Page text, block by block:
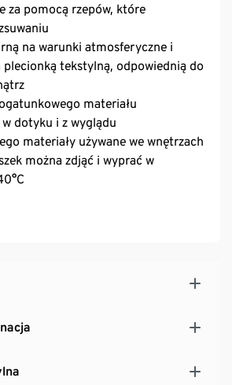
za pomocą rzepów, które
na warunki atmosferyczne i
plecionką tekstylną, odpowiednią do
materiału
dotyku i z wyglądu
materiały używane we wnętrzach
można zdjąć i wyprać w
podłoże z regulacją
ustawienie także na nierównych